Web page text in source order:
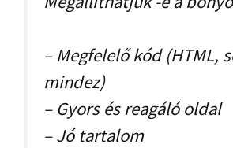
– Megfelelő kód (HTML,
mindez)
– Gyors és reagáló oldal
– Jó tartalom